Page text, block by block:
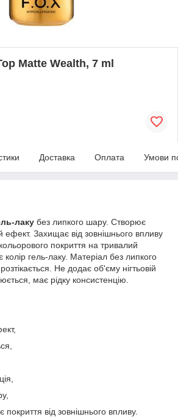
Matte Wealth, 7 ml
Доставка Оплата Умови
лаку без липкого шару. Створює
ефект. Захищає від зовнішнього впливу
кольорового покриття на тривалий
гель-лаку. Матеріал без липкого
Не додає об'єму нігтьовій
має рідку консистенцію.
покриття від зовнішнього впливу.